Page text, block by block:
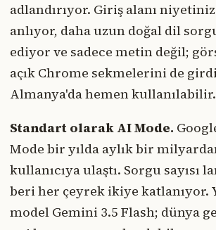
adlandırıyor. Giriş alanı
anlıyor, daha uzun doğal dil
ediyor ve sadece metin değil;
açık Chrome sekmelerini de
Almanya'da hemen kullanılabilir.
Standart olarak AI Mode.
Mode bir yılda aylık bir
kullanıcıya ulaştı. Sorgu sayısı
beri her çeyrek ikiye katlanıyor.
model Gemini 3.5 Flash; dünya